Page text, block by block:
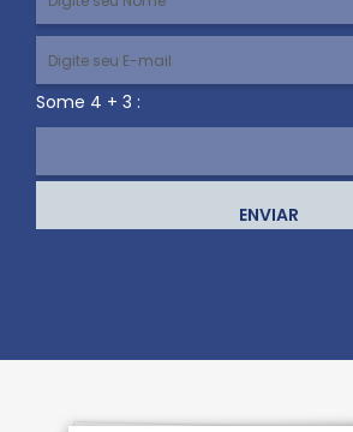
Some 4 + 3 :
ENVIAR